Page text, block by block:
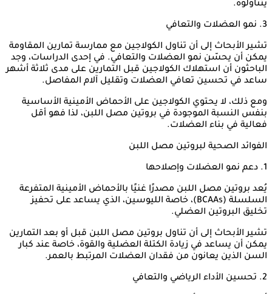
يتناولوه.
3. نمو العضلات والتعافي
تشير الأبحاث إلى أن تناول الكولاجين مع ممارسة تمارين المقاومة
يمكن أن يحسّن نمو العضلات والتعافي. في إحدى الدراسات، وجد
الباحثون أن استهلاك الكولاجين قبل التمارين على مدى ثلاثة أشهر
ساعد في تحسين تعافي العضلات وتقليل آلام المفاصل.
ومع ذلك، لا يحتوي الكولاجين على الأحماض الأمينية الأساسية
بنفس النسبة الموجودة في بروتين مصل اللبن، لذا فهو أقل
فعالية في بناء العضلات.
الفوائد الصحية لبروتين مصل اللبن
1. دعم نمو العضلات وإصلاحها
يُعد بروتين مصل اللبن مصدرًا غنيًا بالأحماض الأمينية المتفرعة
السلسلة (BCAAs)، خاصة الليوسين، الذي يساعد على تحفيز
تخليق البروتين العضلي.
تشير الأبحاث إلى أن تناول بروتين مصل اللبن قبل أو بعد التمارين
يمكن أن يساعد في زيادة الكتلة العضلية والقوة، خاصة عند كبار
السن الذين يعانون من فقدان العضلات المرتبط بالعمر.
2. تحسين الأداء الرياضي والتعافي